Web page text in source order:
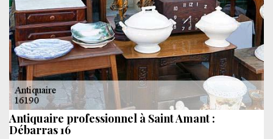
Antiquaire professionnel à Saint Amant :
Débarras 16